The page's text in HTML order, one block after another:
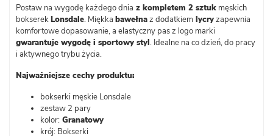
Postaw na wygodę każdego dnia z kompletem 2 sztuk męskich
bokserekLonsdale. Miękka bawełnaz dodatkiem lycryzapewnia
komfortowe dopasowanie, a elastyczny pas z logo marki
gwarantuje wygodę i sportowy styl. Idealne na co dzień, do pracy
i aktywnego trybu życia.
Najważniejsze cechy produktu:
bokserki męskie Lonsdale
zestaw 2 pary
kolor: Granatowy
krój: Bokserki